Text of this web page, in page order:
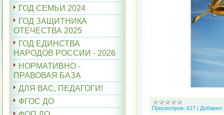
ГОД СЕМЬИ 2024
ГОД ЗАЩИТНИКА
ОТЕЧЕСТВА 2025
ГОД ЕДИНСТВА
НАРОДОВ РОССИИ - 2026
НОРМАТИВНО -
ПРАВОВАЯ БАЗА
ДЛЯ ВАС, ПЕДАГОГИ!
ФГОС ДО
Просмотров: 617 | Добавил: